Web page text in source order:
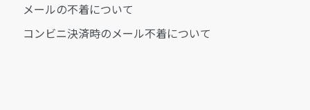
メールの不着について
コンビニ決済時のメール不着について